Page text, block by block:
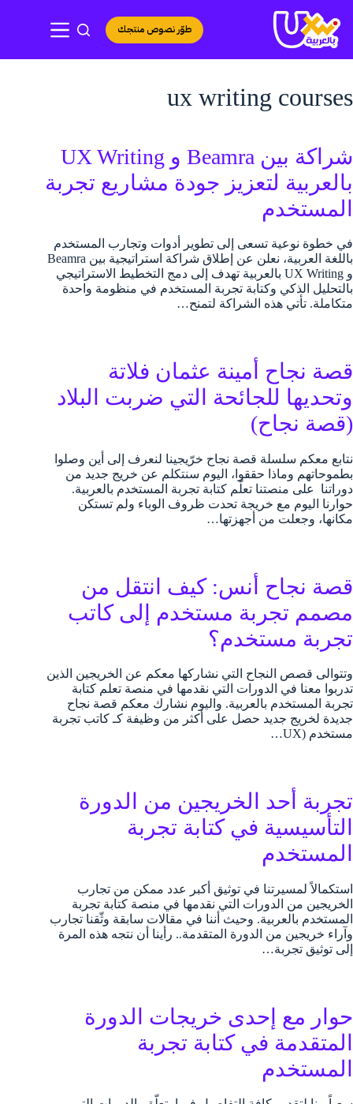
إلى
المحتوى
طوّر نصوص منتجك
ux writing courses
شراكة بين Beamra و UX Writing
بالعربية لتعزيز جودة مشاريع تجربة
المستخدم
في خطوة نوعية تسعى إلى تطوير أدوات وتجارب المستخدم
باللغة العربية، نعلن عن إطلاق شراكة استراتيجية بين Beamra
و UX Writing بالعربية تهدف إلى دمج التخطيط الاستراتيجي
بالتحليل الذكي وكتابة تجربة المستخدم في منظومة واحدة
متكاملة. تأتي هذه الشراكة لتمنح…
قصة نجاح أمينة عثمان فلاتة
وتحديها للجائحة التي ضربت البلاد
(قصة نجاح)
نتابع معكم سلسلة قصة نجاح خرّيجينا لنعرف إلى أين وصلوا
بطموحاتهم وماذا حققوا، اليوم سنتكلم عن خريج جديد من
دوراتنا على منصتنا تعلّم كتابة تجربة المستخدم بالعربية.
حوارنا اليوم مع خريجة تحدت ظروف الوباء ولم تستكن
مكانها، وجعلت من أجهزتها…
قصة نجاح أنس: كيف انتقل من
مصمم تجربة مستخدم إلى كاتب
تجربة مستخدم؟
وتتوالى قصص النجاح التي نشاركها معكم عن الخريجين الذين
تدربوا معنا في الدورات التي نقدمها في منصة تعلم كتابة
تجربة المستخدم بالعربية. واليوم نشارك معكم قصة نجاح
جديدة لخريج جديد حصل على أكثر من وظيفة كـ كاتب تجربة
مستخدم (UX…
تجربة أحد الخريجين من الدورة
التأسيسية في كتابة تجربة
المستخدم
استكمالاً لمسيرتنا في توثيق أكبر عدد ممكن من تجارب
الخريجين من الدورات التي نقدمها في منصة كتابة تجربة
المستخدم بالعربية. وحيث أننا في مقالات سابقة وثّقنا تجارب
وآراء خريجين من الدورة المتقدمة.. رأينا أن نتجه هذه المرة
إلى توثيق تجربة…
حوار مع إحدى خريجات الدورة
المتقدمة في كتابة تجربة
المستخدم